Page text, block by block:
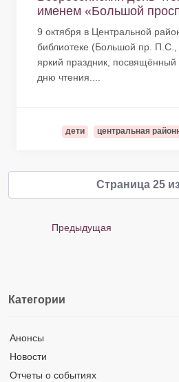
именем «Большой
9 октября в Центральной
библиотеке (Большой пр.
яркий праздник, посвящённый
дню чтения....
дети центральная
Страница 25
Предыдущая
Категории
Анонсы
Новости
Отчеты о событиях